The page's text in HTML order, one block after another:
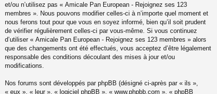
et/ou n’utilisez pas « Amicale Pan European - Rejoignez ses 123
membres ». Nous pouvons modifier celles-ci à n’importe quel moment et
nous ferons tout pour que vous en soyez informé, bien qu’il soit prudent
de vérifier régulièrement celles-ci par vous-même. Si vous continuez
d’utiliser « Amicale Pan European - Rejoignez ses 123 membres » alors
que des changements ont été effectués, vous acceptez d’être légalement
responsable des conditions découlant des mises à jour et/ou
modifications.
Nos forums sont développés par phpBB (désigné ci-après par « ils »,
« eux », « leur », « logiciel phpBB », « www.phpbb.com », « phpBB